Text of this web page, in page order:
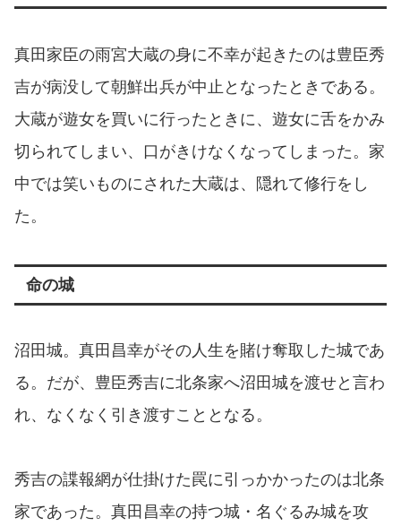
真田家臣の雨宮大蔵の身に不幸が起きたのは豊臣秀
吉が病没して朝鮮出兵が中止となったときである。
大蔵が遊女を買いに行ったときに、遊女に舌をかみ
切られてしまい、口がきけなくなってしまった。家
中では笑いものにされた大蔵は、隠れて修行をし
た。
命の城
沼田城。真田昌幸がその人生を賭け奪取した城であ
る。だが、豊臣秀吉に北条家へ沼田城を渡せと言わ
れ、なくなく引き渡すこととなる。
秀吉の諜報網が仕掛けた罠に引っかかったのは北条
家であった。真田昌幸の持つ城・名ぐるみ城を攻